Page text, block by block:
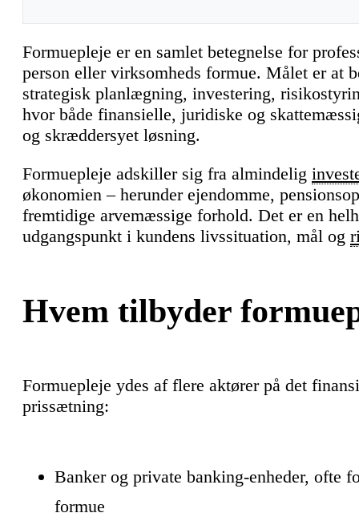
Formuepleje er en samlet betegnelse for
person eller virksomheds formue. Målet er at
strategisk planlægning, investering,
hvor både finansielle, juridiske og
og skræddersyet løsning.
Formuepleje adskiller sig fra almindelig
økonomien – herunder ejendomme,
fremtidige arvemæssige forhold. Det er en
udgangspunkt i kundens livssituation, mål og
Hvem tilbyder
Formuepleje ydes af flere aktører på det
prissætning:
Banker og private banking-enheder, ofte
formue